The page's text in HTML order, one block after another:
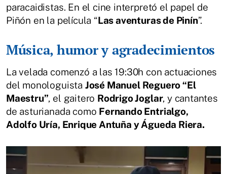
paracaidistas. En el cine interpretó el papel de
Piñón en la película “Las aventuras de Pinín”.
Música, humor y agradecimientos
La velada comenzó a las 19:30h con actuaciones
del monologuista José Manuel Reguero “El
Maestru”, el gaitero Rodrigo Joglar, y cantantes
de asturianada como Fernando Entrialgo,
Adolfo Uría, Enrique Antuña y Águeda Riera.